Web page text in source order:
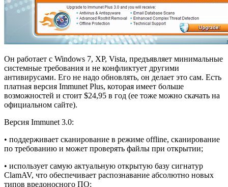
Он работает с Windows 7, XP, Vista, предъявляет минимальные
системные требования и не конфликтует другими
антивирусами. Его не надо обновлять, он делает это сам. Есть
платная версия Immunet Plus, которая имеет больше
возможностей и стоит $24,95 в год (ее тоже можно скачать на
официальном сайте).
Версия Immunet 3.0:
• поддерживает сканирование в режиме offline, сканирование
по требованию и может проверять файлы при открытии;
• использует самую актуальную открытую базу сигнатур
ClamAV, что обеспечивает распознавание абсолютно новых
типов вредоносного ПО;